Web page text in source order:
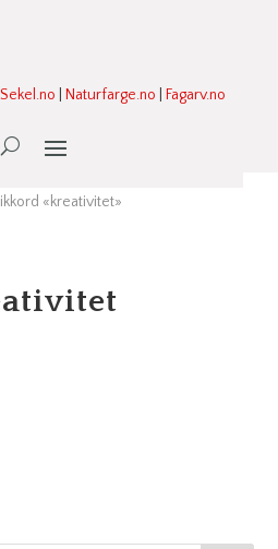
Sekel.no Naturfarge.no Fagarv.no
Ønskeliste -
«kreativitet»